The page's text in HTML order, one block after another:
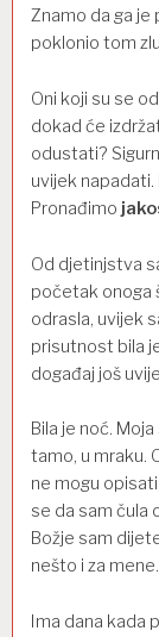
Znamo da ga je
poklonio tom
Oni koji su se
dokad će
odustati?
uvijek
Pronađimo
Od djetinjstva
početak onoga
odrasla, uvijek
prisutnost bila
događaj još
Bila je noć.
tamo, u mraku.
ne mogu
se da sam čula
Božje sam
nešto i za mene.
Ima dana kada